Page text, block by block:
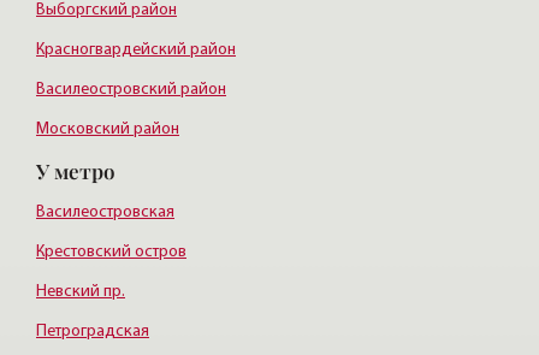
Выборгский район
Красногвардейский район
Василеостровский район
Московский район
Курортный район
У метро
Василеостровская
Крестовский остров
Невский пр.
Петроградская